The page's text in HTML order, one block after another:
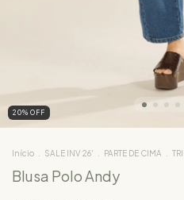
20% OFF
Início SALE INV 26' PARTE DE CIMA
Blusa Polo Andy